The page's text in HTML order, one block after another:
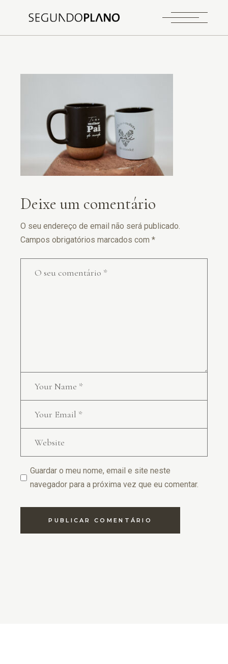
Deixe um comentário
O seu endereço de email não será publicado.
Campos obrigatórios marcados com*
Guardar o meu nome, email e site neste
navegador para a próxima vez que eu comentar.
PUBLICAR COMENTÁRIO